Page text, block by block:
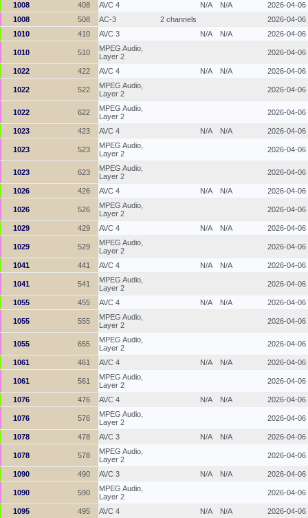
1008 408 AVC 4 N/A N/A
2026-04-06
1008
508 AC-3 2 channels
2026-04-06
1010
410 AVC 3 N/A N/A 2026-04-06
1010 510
MPEG Audio,
Layer 2
2026-04-06
1022 422 AVC 4 N/A N/A 2026-04-06
1022 522
MPEG Audio,
Layer 2
2026-04-06
1022 622
MPEG Audio,
Layer 2
2026-04-06
1023 423 AVC 4 N/A N/A 2026-04-06
1023 523
MPEG Audio,
Layer 2
2026-04-06
1023 623
MPEG Audio,
Layer 2
2026-04-06
1026 426 AVC 4 N/A N/A 2026-04-06
1026 526
MPEG Audio,
Layer 2
2026-04-06
1029 429 AVC 4 N/A N/A 2026-04-06
1029 529
MPEG Audio,
Layer 2
2026-04-06
1041 441 AVC 4 N/A N/A 2026-04-06
1041 541
MPEG Audio,
Layer 2
2026-04-06
1055 455 AVC 4 N/A N/A 2026-04-06
1055 555
MPEG Audio,
Layer 2
2026-04-06
1055 655
MPEG Audio,
Layer 2
2026-04-06
1061 461 AVC 4 N/A N/A 2026-04-06
1061 561
MPEG Audio,
Layer 2
2026-04-06
1076 476 AVC 4 N/A N/A 2026-04-06
1076 576
MPEG Audio,
Layer 2
2026-04-06
1078 478 AVC 3 N/A N/A 2026-04-06
1078 578
MPEG Audio,
Layer 2
2026-04-06
1090 490 AVC 3 N/A N/A 2026-04-06
1090 590
MPEG Audio,
Layer 2
2026-04-06
1095 495 AVC 4 N/A N/A 2026-04-06